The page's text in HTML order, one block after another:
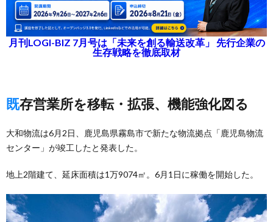
月刊LOGI-BIZ 7月号は「未来を創る輸送改革」 先行企業の
生存戦略を徹底取材
既存営業所を移転・拡張、機能強化図る
大和物流は6月2日、鹿児島県霧島市で新たな物流拠点「鹿児島物流
センター」が竣工したと発表した。
地上2階建て、延床面積は1万9074㎡。6月1日に稼働を開始した。